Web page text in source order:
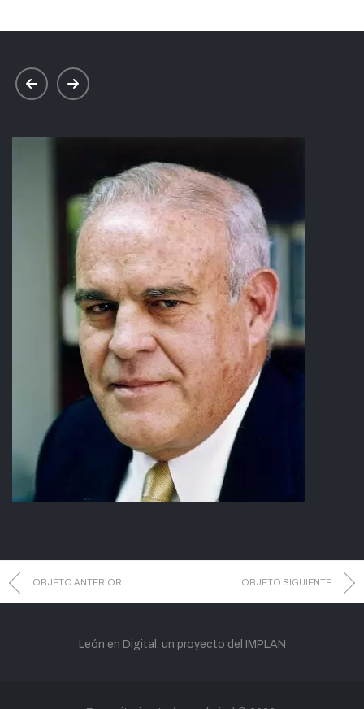
prev next
OBJETO ANTERIOR OBJETO SIGUIENTE
León en Digital, un proyecto del IMPLAN